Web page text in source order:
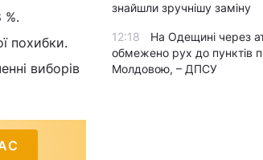
%.
похибки.
виборів
знайшли зручнішу заміну
12:18
На Одещині через
обмежено рух до пунктів
Молдовою, – ДПСУ